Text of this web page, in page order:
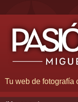
Tu web de fotografía